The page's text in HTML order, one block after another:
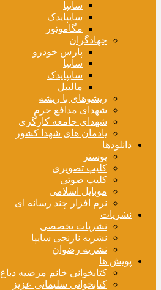
سایپا
سایپایدک
مگاموتور
جهادگران
پارس خودرو
سایپا
سایپایدک
مالیبل
ریشوهای با ریشه
شهدای مدافع حرم
شهدای جامعه کارگری
یادمان های شهدا کشور
دانلودها
پوستر
کلیپ تصویری
کلیپ صوتی
موبایل اسلامی
نرم افزار چند رسانه ای
نشریات
نشریات تخصصی
نشریه نارنجی سایپا
نشریه رضوان
پویش ها
کتابخوانی خانم مرضیه دباغ
کتابخوانی سلیمانی عزیز